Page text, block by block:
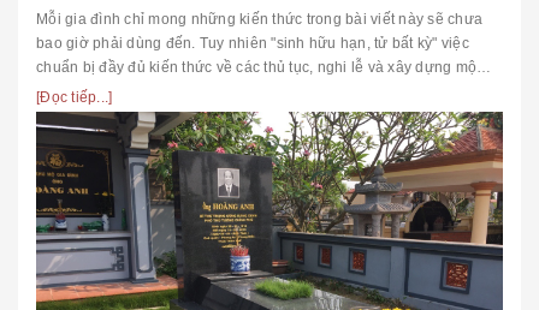
Mỗi gia đình chỉ mong những kiến thức trong bài viết này sẽ chưa
bao giờ phải dùng đến. Tuy nhiên "sinh hữu hạn, tử bất kỳ" việc
chuẩn bị đầy đủ kiến thức về các thủ tục, nghi lễ và xây dựng mộ
phầ...
[Đọc tiếp...]